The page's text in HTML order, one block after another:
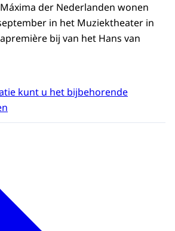
der Nederlanden wonen
in het Muziektheater in
bij van het Hans van
kunt u het bijbehorende